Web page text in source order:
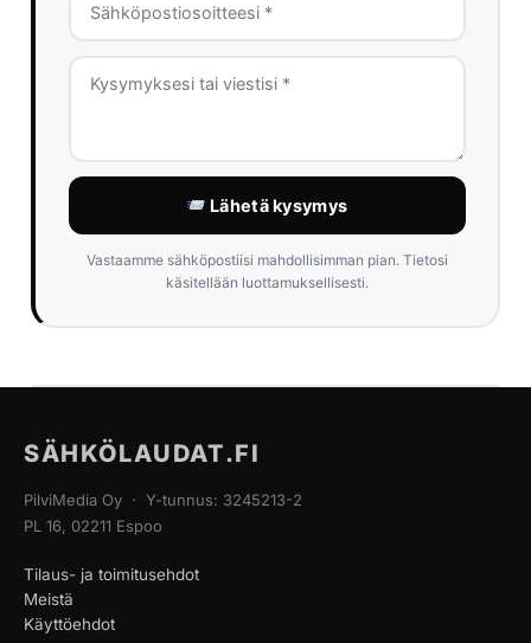
Lähetä kysymys
Vastaamme sähköpostiisi mahdollisimman pian. Tietosi
käsitellään luottamuksellisesti.
SÄHKÖLAUDAT.FI
PilviMedia Oy · Y-tunnus: 3245213-2
PL 16, 02211 Espoo
Tilaus- ja toimitusehdot
Meistä
Käyttöehdot